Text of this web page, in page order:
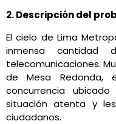
2. Descripción del
El cielo de Lima
inmensa cantidad
telecomunicaciones.
de Mesa Redonda,
concurrencia
situación atenta y
ciudadanos.